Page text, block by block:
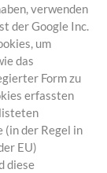
verwenden
der Google Inc.
um
das
Form zu
erfassten
(in der Regel in
EU)
diese